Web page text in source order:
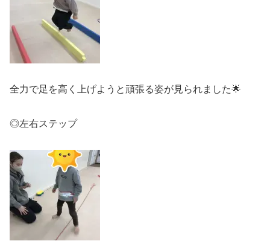
全力で足を高く上げようと頑張る姿が見られました🌟
◎左右ステップ